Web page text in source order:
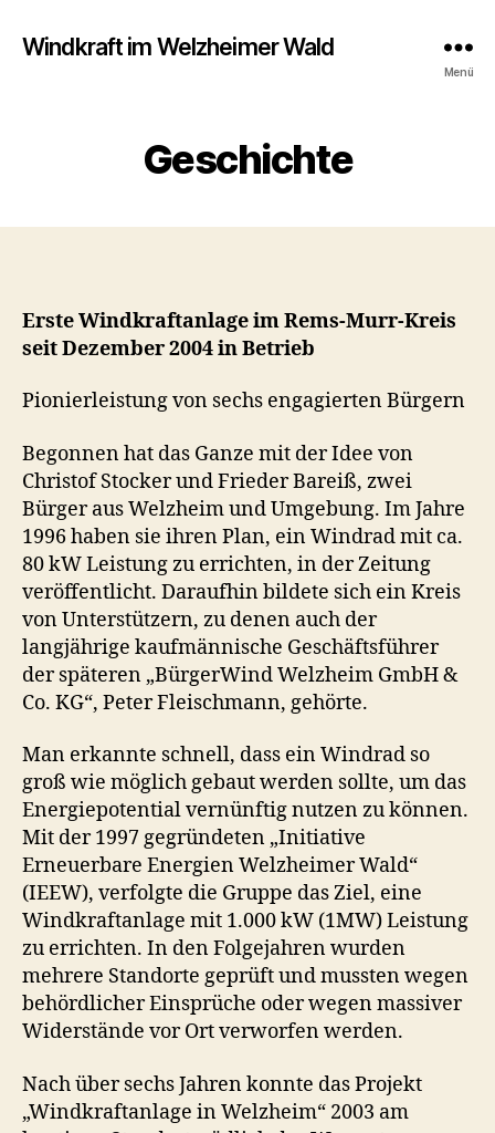
Windkraft im Welzheimer Wald
Menü
Geschichte
Erste Windkraftanlage im Rems-Murr-Kreis
seit Dezember 2004 in Betrieb
Pionierleistung von sechs engagierten Bürgern
Begonnen hat das Ganze mit der Idee von
Christof Stocker und Frieder Bareiß, zwei
Bürger aus Welzheim und Umgebung. Im Jahre
1996 haben sie ihren Plan, ein Windrad mit ca.
80 kW Leistung zu errichten, in der Zeitung
veröffentlicht. Daraufhin bildete sich ein Kreis
von Unterstützern, zu denen auch der
langjährige kaufmännische Geschäftsführer
der späteren „BürgerWind Welzheim GmbH &
Co. KG“, Peter Fleischmann, gehörte.
Man erkannte schnell, dass ein Windrad so
groß wie möglich gebaut werden sollte, um das
Energiepotential vernünftig nutzen zu können.
Mit der 1997 gegründeten „Initiative
Erneuerbare Energien Welzheimer Wald“
(IEEW), verfolgte die Gruppe das Ziel, eine
Windkraftanlage mit 1.000 kW (1MW) Leistung
zu errichten. In den Folgejahren wurden
mehrere Standorte geprüft und mussten wegen
behördlicher Einsprüche oder wegen massiver
Widerstände vor Ort verworfen werden.
Nach über sechs Jahren konnte das Projekt
„Windkraftanlage in Welzheim“ 2003 am